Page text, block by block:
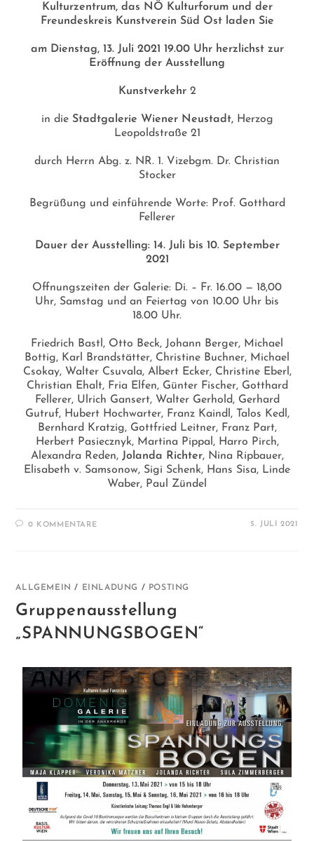
Kulturzentrum, das NÖ Kulturforum und der
Freundeskreis Kunstverein Süd Ost laden Sie
am Dienstag, 13. Juli 2021 19.00 Uhr herzlichst zur
Eröffnung der Ausstellung
Kunstverkehr 2
in die Stadtgalerie Wiener Neustadt, Herzog
Leopoldstraße 21
durch Herrn Abg. z. NR. 1. Vizebgm. Dr. Christian
Stocker
Begrüßung und einführende Worte: Prof. Gotthard
Fellerer
Dauer der Ausstelling: 14. Juli bis 10. September
2021
Offnungszeiten der Galerie: Di. – Fr. 16.00 — 18,00
Uhr, Samstag und an Feiertag von 10.00 Uhr bis
18.00 Uhr.
Friedrich Bastl, Otto Beck, Johann Berger, Michael
Bottig, Karl Brandstätter, Christine Buchner, Michael
Csokay, Walter Csuvala, Albert Ecker, Christine Eberl,
Christian Ehalt, Fria Elfen, Günter Fischer, Gotthard
Fellerer, Ulrich Gansert, Walter Gerhold, Gerhard
Gutruf, Hubert Hochwarter, Franz Kaindl, Talos Kedl,
Bernhard Kratzig, Gottfried Leitner, Franz Part,
Herbert Pasiecznyk, Martina Pippal, Harro Pirch,
Alexandra Reden, Jolanda Richter, Nina Ripbauer,
Elisabeth v. Samsonow, Sigi Schenk, Hans Sisa, Linde
Waber, Paul Zündel
0 KOMMENTARE 5. JULI 2021
ALLGEMEIN / EINLADUNG / POSTING
Gruppenausstellung
„SPANNUNGSBOGEN“